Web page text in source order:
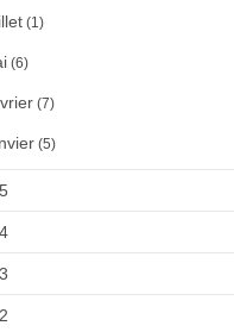
(1)
(6)
(7)
(5)